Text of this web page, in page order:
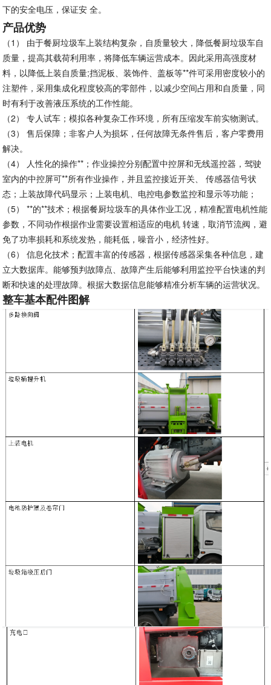
下的安全电压，保证安 全。
产品优势
（1） 由于餐厨垃圾车上装结构复杂，自质量较大，降低餐厨垃圾车自
质量，提高其载荷利用率，将降低车辆运营成本。因此采用高强度材
料，以降低上装自质量;挡泥板、装饰件、盖板等**件可采用密度较小的
注塑件，采用集成化程度较高的零部件，以减少空间占用和自质量，同
时有利于改善液压系统的工作性能。
（2）专人试车；模拟各种复杂工作环境，所有压缩发车前实物测试。
（3）售后保障；非客户人为损坏，任何故障无条件售后，客户零费用
解决。
（4）
人性化的操作**；作业操控分别配置中控屏和无线遥控器，驾驶
室内的中控屏可**所有作业操作，并且监控接近开关、 传感器信号状
态；上装故障代码显示；上装电机、电控电参数监控和显示等功能；
（5）**的**技术；根据餐厨垃圾车的具体作业工况，精准配置电机性能
参数，不同动作根据作业需要设置相适应的电机 转速，取消节流阀，避
免了功率损耗和系统发热，能耗低，噪音小，经济性好。
（6）信息化技术；配置丰富的传感器，根据传感器采集各种信息，建
立大数据库。能够预判故障点、故障产生后能够利用监控平台快速的判
断和快速的处理故障。根据大数据信息能够精准分析车辆的运营状况。
整车基本配件图解